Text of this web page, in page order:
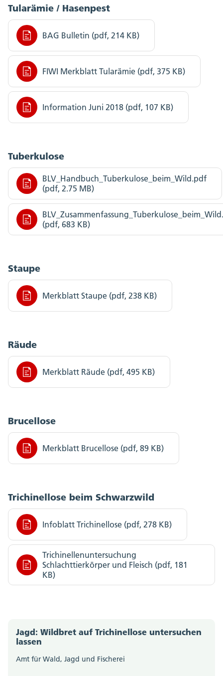
Tularämie / Hasenpest
BAG Bulletin (pdf, 214 KB)
FIWI Merkblatt Tularämie (pdf, 375 KB)
Information Juni 2018 (pdf, 107 KB)
Tuberkulose
BLV_Handbuch_Tuberkulose_beim_Wild.pdf
(pdf, 2.75 MB)
(pdf, 683 KB)
Staupe
Merkblatt Staupe (pdf, 238 KB)
Räude
Merkblatt Räude (pdf, 495 KB)
Brucellose
Merkblatt Brucellose (pdf, 89 KB)
Trichinellose beim Schwarzwild
Infoblatt Trichinellose (pdf, 278 KB)
Trichinellenuntersuchung
Schlachttierkörper und Fleisch (pdf, 181
KB)
Jagd: Wildbret auf Trichinellose untersuchen
lassen
Amt für Wald, Jagd und Fischerei